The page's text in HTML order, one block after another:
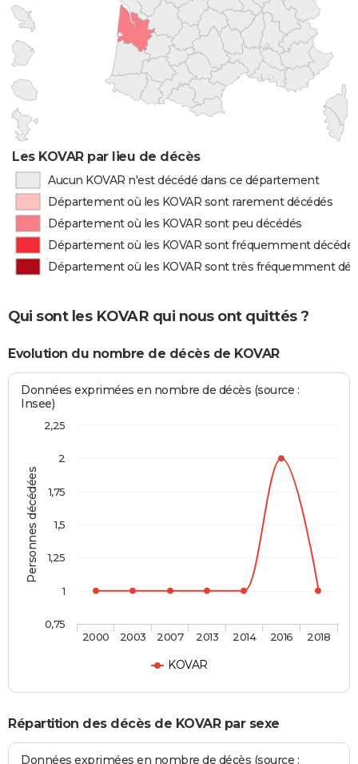
Les KOVAR par lieu de décès
Aucun KOVAR n'est décédé dans ce département
Département où les KOVAR sont rarement décédés
Département où les KOVAR sont peu décédés
Département où les KOVAR sont fréquemment
Département où les KOVAR sont très fréquemment
Qui sont les KOVAR qui nous ont quittés ?
Evolution du nombre de décès de KOVAR
Personnes décédées
Données exprimées en nombre de décès (source :
Insee)
KOVAR
2000 2003 2007 2013 2014 2016 2018
0,75
1
1,25
1,5
1,75
2
2,25
Répartition des décès de KOVAR par sexe
Données exprimées en nombre de décès (source :